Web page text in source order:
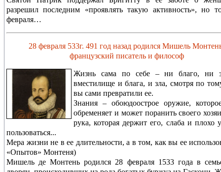
разрешил последним «проявлять такую активность», но
февраля…
28 февраля 533г. 491 год назад родился Мишель
французский писатель и философ
Жизнь сама по себе – ни благо, ни
вместилище и блага, и зла, смотря по
вы сами превратили ее.
Знания – обоюдоострое оружие,
обременяет и может поранить своего
рука, которая держит его, слаба и плохо
пользоваться...
Мера жизни не в ее длительности, а в том, как вы ее
«Опытов» Монтеня)
Мишель де Монтень родился 28 февраля 1533 года в